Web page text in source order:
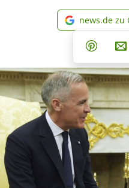
news.de zu
Teilen